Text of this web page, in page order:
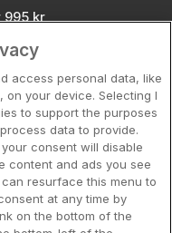
995 kr
access personal data, like
your device. Selecting I
to support the purposes
data to provide.
consent will disable
content and ads you see
resurface this menu to
at any time by
on the bottom of the